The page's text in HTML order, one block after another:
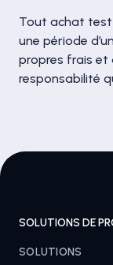
Tout achat test
une période
propres frais et
responsabilité
SOLUTIONS DE
SOLUTIONS